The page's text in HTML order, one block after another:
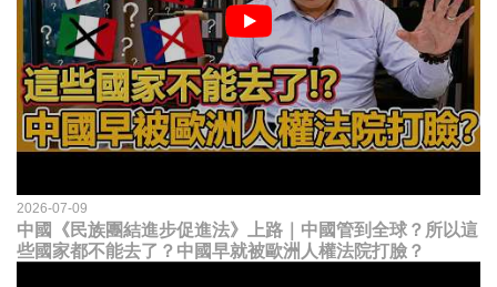
2026-07-09
中國《民族團結進步促進法》上路｜中國管到全球？所以這
些國家都不能去了？中國早就被歐洲人權法院打臉？